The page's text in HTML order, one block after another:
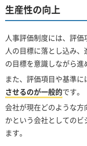
生産性の向上
人事評価制度には、評
人の目標に落とし込み
の目標を意識しながら進
また、評価項目や基準に
させるのが一般的です。
会社が現在どのような
かという会社としての
ます。